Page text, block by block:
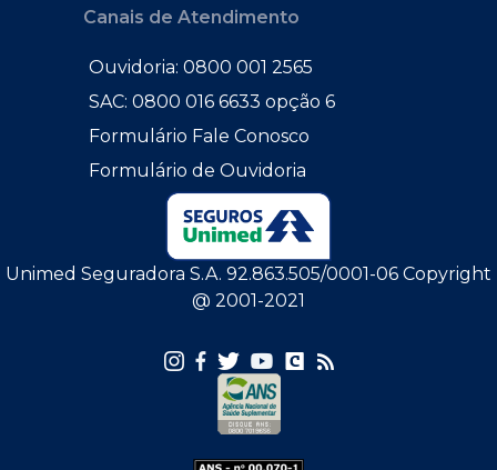
Canais de Atendimento
Ouvidoria: 0800 001 2565
SAC: 0800 016 6633 opção 6
Formulário Fale Conosco
Formulário de Ouvidoria
Unimed Seguradora S.A. 92.863.505/0001-06 Copyright
@ 2001-2021